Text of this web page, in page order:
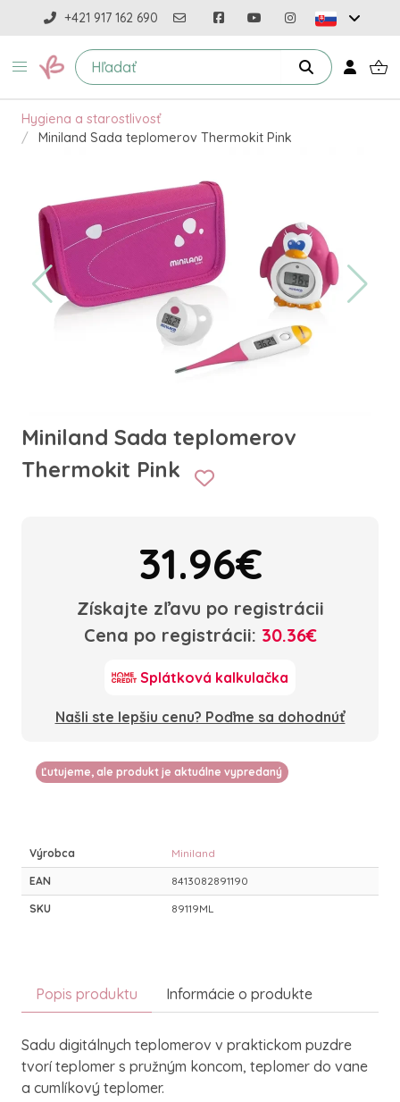
+421 917 162 690
Hygiena a starostlivosť
Miniland Sada teplomerov Thermokit Pink
Miniland Sada teplomerov
Thermokit Pink
31.96€
Získajte zľavu po registrácii
Cena po registrácii: 30.36€
Splátková kalkulačka
Našli ste lepšiu cenu? Poďme sa dohodnúť
Ľutujeme, ale produkt je aktuálne vypredaný
Výrobca Miniland
EAN 8413082891190
SKU 89119ML
Popis produktu Informácie o produkte
Sadu digitálnych teplomerov v praktickom puzdre
tvorí teplomer s pružným koncom, teplomer do vane
a cumlíkový teplomer.